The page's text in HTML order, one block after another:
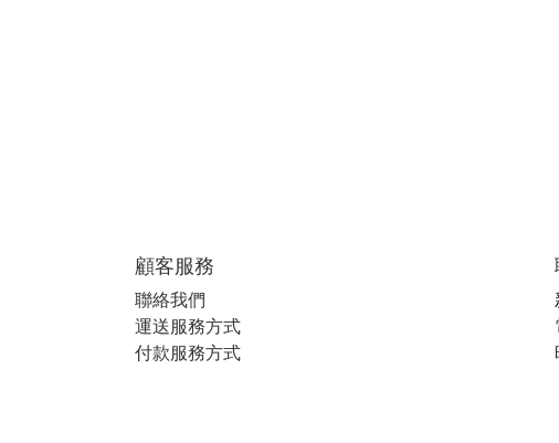
顧客服務
聯絡我們
運送服務方式
付款服務方式